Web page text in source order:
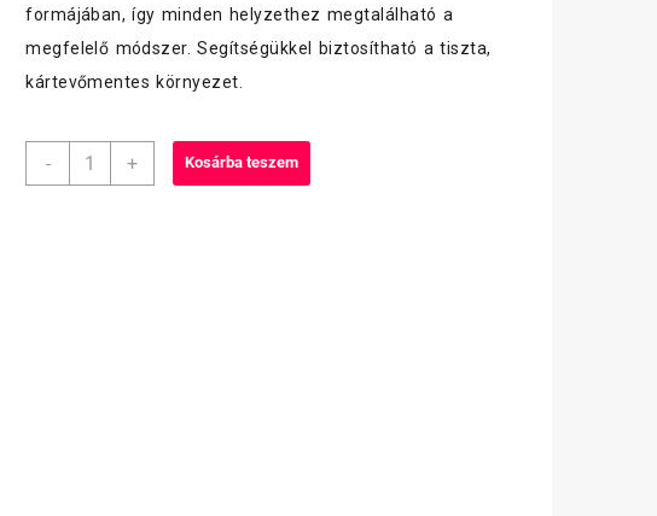
formájában, így minden helyzethez megtalálható a
megfelelő módszer. Segítségükkel biztosítható a tiszta,
kártevőmentes környezet.
-
Protect
+ Kosárba teszem